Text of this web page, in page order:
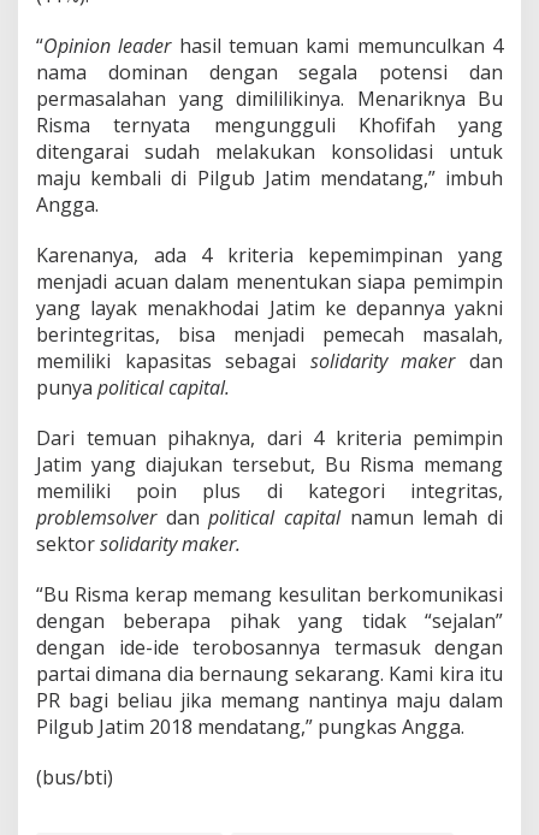
“Opinion leaderhasil temuan kami memunculkan 4
nama dominan dengan segala potensi dan
permasalahan yang dimililikinya. Menariknya Bu
Risma ternyata mengungguli Khofifah yang
ditengarai sudah melakukan konsolidasi untuk
maju kembali di Pilgub Jatim mendatang,” imbuh
Angga.
Karenanya, ada 4 kriteria kepemimpinan yang
menjadi acuan dalam menentukan siapa pemimpin
yang layak menakhodai Jatim ke depannya yakni
berintegritas, bisa menjadi pemecah masalah,
memiliki kapasitas sebagai solidarity makerdan
punya political capital.
Dari temuan pihaknya, dari 4 kriteria pemimpin
Jatim yang diajukan tersebut, Bu Risma memang
memiliki poin plus di kategori integritas,
problemsolverdanpolitical capitalnamun lemah di
sektorsolidarity maker.
“Bu Risma kerap memang kesulitan berkomunikasi
dengan beberapa pihak yang tidak “sejalan”
dengan ide-ide terobosannya termasuk dengan
partai dimana dia bernaung sekarang. Kami kira itu
PR bagi beliau jika memang nantinya maju dalam
Pilgub Jatim 2018 mendatang,” pungkas Angga.
(bus/bti)